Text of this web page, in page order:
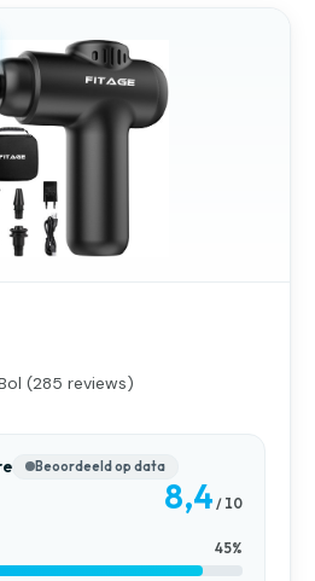
(285 reviews)
Beoordeeld op data
8,4 / 10
45%